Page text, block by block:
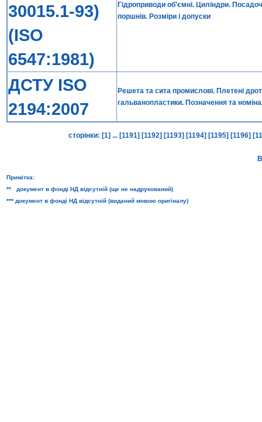
30015.1-93)
(ISO
6547:1981)
Гідроприводи об'ємні. Циліндри.
поршнів. Розміри і допуски
ДСТУ ISO
2194:2007
Решета та сита промислові. Плетені
гальванопластики. Позначення та
сторінки: [1] ...[1191] [1192] [1193] [1194] [1195] [1196]
Примітка:
** документ в фонді НД відсутній (ще не надрукований)
*** документ в фонді НД відсутній (виданий мовою оригіналу)